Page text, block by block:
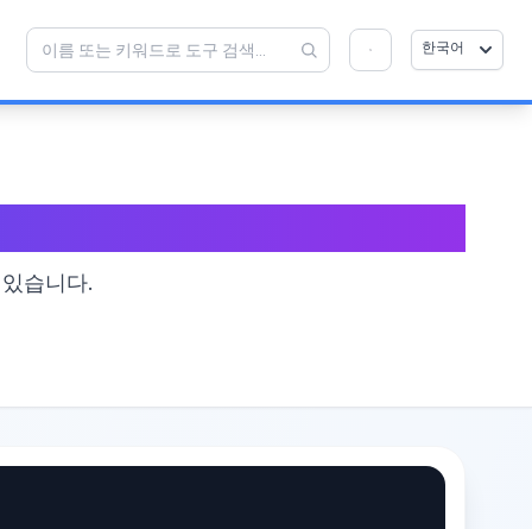
한국어
습니다.
💡 이 도구를 좋아하십니까? 더 나아지도록 도와
주세요!
×
열기를 클릭 →